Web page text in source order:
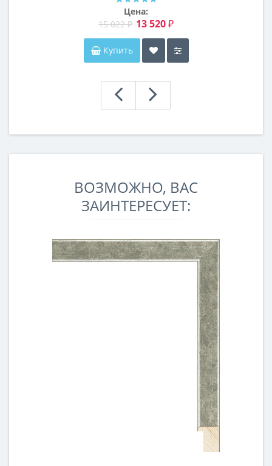
Цена:
15 022 ₽ 13 520 ₽
Купить
ВОЗМОЖНО, ВАС
ЗАИНТЕРЕСУЕТ: